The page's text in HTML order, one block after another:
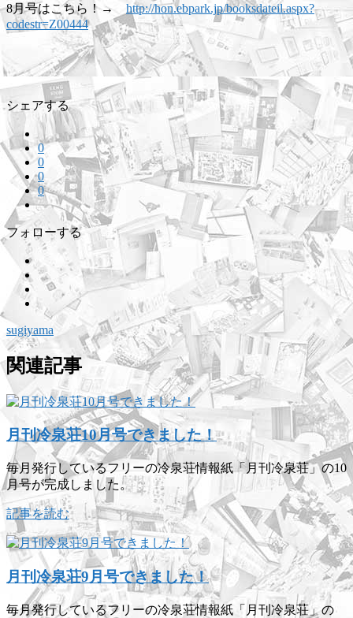
8月号はこちら！→ http://hon.ebpark.jp/booksdateil.aspx?
codestr=Z00444
シェアする
0
0
0
0
フォローする
sugiyama
関連記事
月刊冷泉荘10月号できました！
毎月発行しているフリーの冷泉荘情報紙「月刊冷泉荘」の10
月号が完成しました。
記事を読む
月刊冷泉荘9月号できました！
毎月発行しているフリーの冷泉荘情報紙「月刊冷泉荘」の